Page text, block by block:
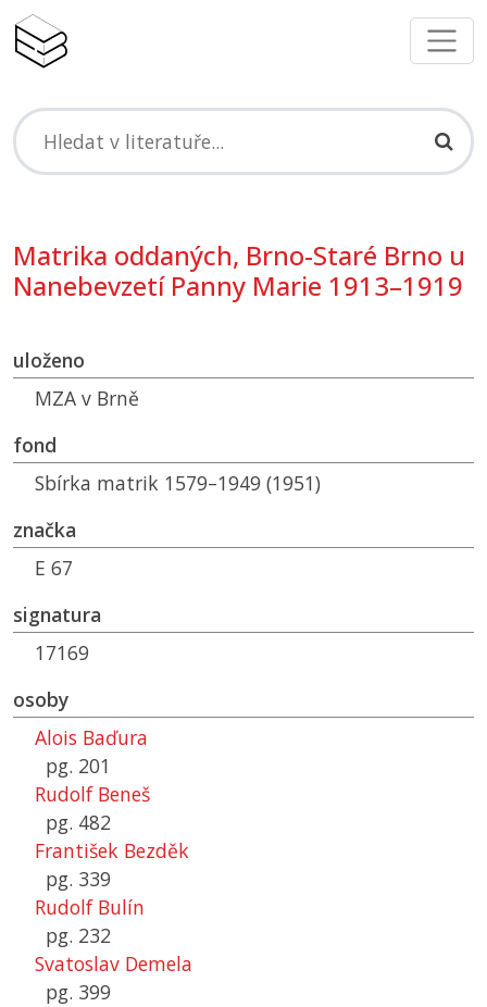
Matrika oddaných, Brno-Staré Brno u
Nanebevzetí Panny Marie 1913–1919
uloženo
MZA v Brně
fond
Sbírka matrik 1579–1949 (1951)
značka
E 67
signatura
17169
osoby
Alois Baďura
pg. 201
Rudolf Beneš
pg. 482
František Bezděk
pg. 339
Rudolf Bulín
pg. 232
Svatoslav Demela
pg. 399